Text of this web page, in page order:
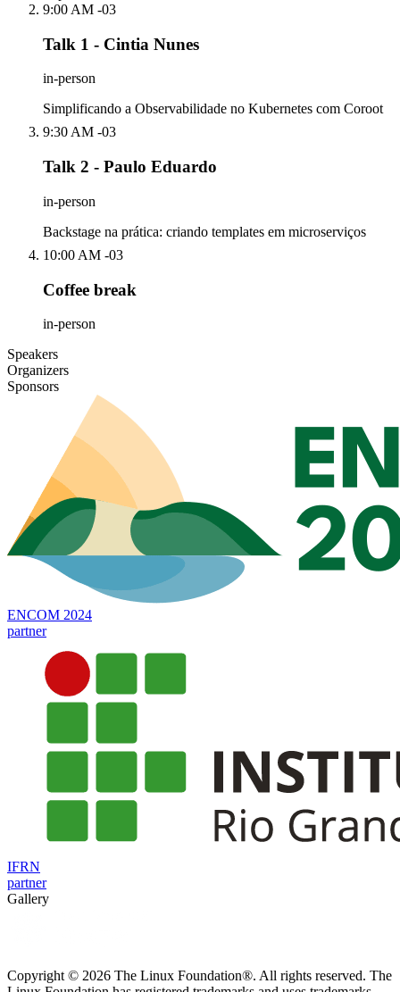
9:00 AM -03
Talk 1 - Cintia Nunes
in-person
Simplificando a Observabilidade no Kubernetes com Coroot
9:30 AM -03
Talk 2 - Paulo Eduardo
in-person
Backstage na prática: criando templates em microserviços
10:00 AM -03
Coffee break
in-person
Speakers
Organizers
Sponsors
ENCOM 2024
partner
IFRN
partner
Gallery
Copyright © 2026 The Linux Foundation®. All rights reserved. The